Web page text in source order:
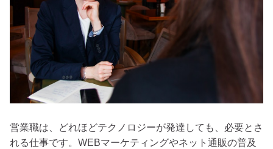
営業職は、どれほどテクノロジーが発達しても、必要とさ
れる仕事です。WEBマーケティングやネット通販の普及